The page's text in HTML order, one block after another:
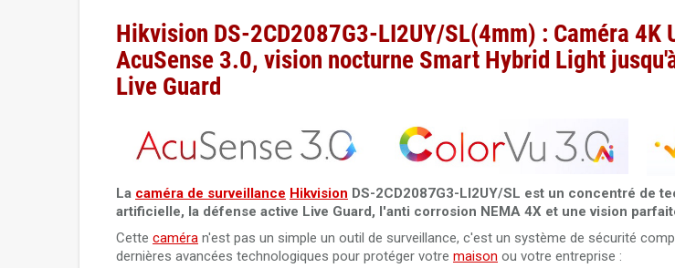
Câble RJ45 droit Cat.6 blindé
Câble RJ45 Cat.6 UTP 305
Câble RJ45 Cat.5 UTP 305
Câble RJ45 Cat. 6 UTP intérieur
Hikvision DS-2CD2087G3-LI2UY/SL(4mm) : Caméra 4K
AcuSense 3.0, vision nocturne Smart Hybrid Light
Live Guard
La caméra de surveillance Hikvision DS-2CD2087G3-LI2UY/SL est un concentré de
artificielle, la défense active Live Guard, l'anti corrosion NEMA 4X et une vision
Cette caméra n'est pas un simple un outil de surveillance, c'est un système de sécurité
dernières avancées technologiques pour protéger votre maison ou votre entreprise :